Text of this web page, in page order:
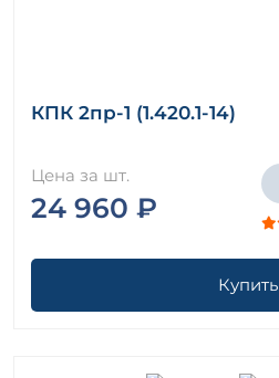
КПК 2пр-1 (1.420.1-14)
Цена за шт.
24 960 ₽
Купить